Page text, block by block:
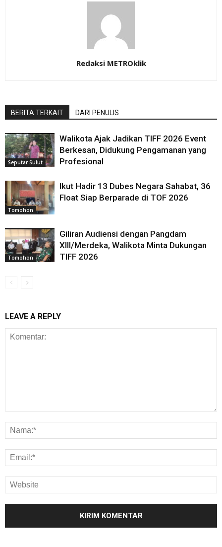
Redaksi METROklik
BERITA TERKAIT DARI PENULIS
Seputar Sulut
Walikota Ajak Jadikan TIFF 2026 Event
Berkesan, Didukung Pengamanan yang
Profesional
Tomohon
Ikut Hadir 13 Dubes Negara Sahabat, 36
Float Siap Berparade di TOF 2026
Tomohon
Giliran Audiensi dengan Pangdam
XIII/Merdeka, Walikota Minta Dukungan
TIFF 2026
LEAVE A REPLY